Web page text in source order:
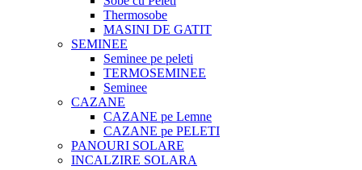
Thermosobe
MASINI DE GATIT
SEMINEE
Seminee pe peleti
TERMOSEMINEE
Seminee
CAZANE
CAZANE pe Lemne
CAZANE pe PELETI
PANOURI SOLARE
INCALZIRE SOLARA